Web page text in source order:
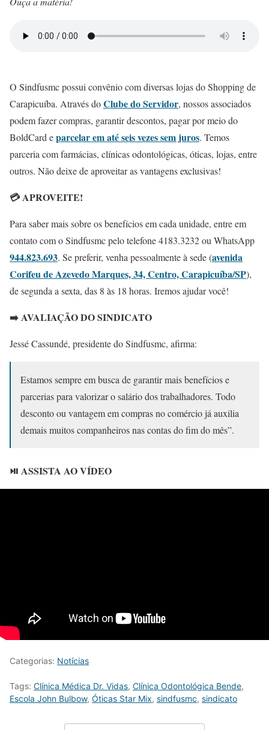
O Sindfusmc possui convênio com diversas lojas do Shopping de
Carapicuíba. Através doClube do Servidor, nossos associados
podem fazer compras, garantir descontos, pagar por meio do
BoldCard eparcelar em até seis vezes sem juros. Temos
parceria com farmácias, clínicas odontológicas, óticas, lojas, entre
outros. Não deixe de aproveitar as vantagens exclusivas!
💳 APROVEITE!
Para saber mais sobre os benefícios em cada unidade, entre em
contato com o Sindfusmc pelo telefone 4183.3232 ou WhatsApp
944.823.693. Se preferir, venha pessoalmente à sede (avenida
Corifeu de Azevedo Marques, 34, Centro, Carapicuíba/SP),
de segunda a sexta, das 8 às 18 horas. Iremos ajudar você!
➡️ AVALIAÇÃO DO SINDICATO
Jessé Cassundé, presidente do Sindfusmc, afirma:
Estamos sempre em busca de garantir mais benefícios e
parcerias para valorizar o salário dos trabalhadores. Todo
desconto ou vantagem em compras no comércio já auxilia
demais muitos companheiros nas contas do fim do mês”.
⏯️ ASSISTA AO VÍDEO
Categorias: Notícias
Tags: Clínica Médica Dr. Vidas, Clínica Odontológica Bende,
Escola John Bulbow, Óticas Star Mix, sindfusmc, sindicato